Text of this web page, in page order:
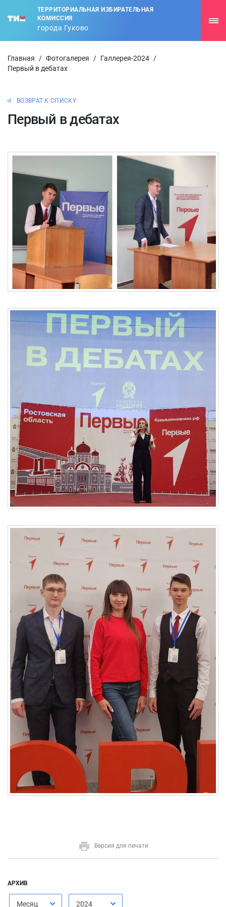
ТЕРРИТОРИАЛЬНАЯ ИЗБИРАТЕЛЬНАЯ
КОМИССИЯ
города Гуково
Главная / Фотогалерея / Галлерея-2024 /
Первый в дебатах
ВОЗВРАТ К СПИСКУ
Первый в дебатах
Версия для печати
АРХИВ
Месяц 2024